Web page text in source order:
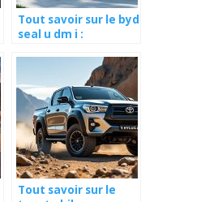
Tout savoir sur le byd
seal u dm i :
Tout savoir sur le